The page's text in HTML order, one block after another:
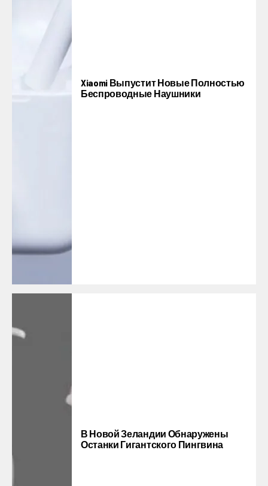
Xiaomi Выпустит Новые Полностью
Беспроводные Наушники
В Новой Зеландии Обнаружены
Останки Гигантского Пингвина